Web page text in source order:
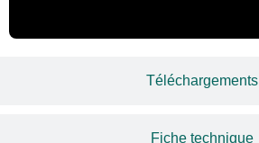
Téléchargements
Fiche technique